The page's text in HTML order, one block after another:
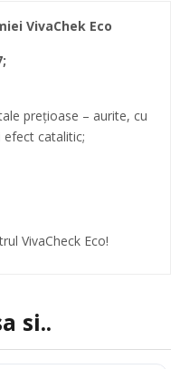
VivaChek Eco
prețioase – aurite, cu
catalitic;
VivaCheck Eco!
si..